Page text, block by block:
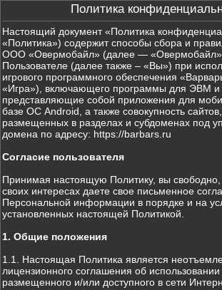
Политика
Настоящий документ «Политика
«Политика») содержит способы сбора и
ООО «Овермобайл» (далее —
Пользователе (далее также – «Вы») при
игрового программного обеспечения
«Игра»), включающего программы для ЭВМ и
представляющие собой приложения для
базе ОС Android, а также совокупность
размещенных в разделах и субдоменах под
домена по адресу: https://barbars.ru
Согласие пользователя
Принимая настоящую Политику, вы свободно,
своих интересах даете свое письменное
Персональной информации в порядке и на
установленных настоящей Политикой.
1. Общие положения
1.1. Настоящая Политика является
лицензионного соглашения об использовании
размещенного и/или доступного в сети